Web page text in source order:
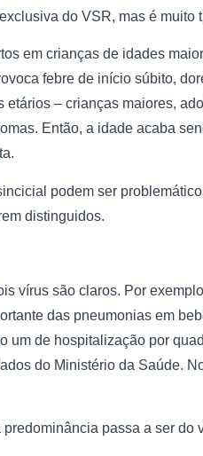
do VSR, mas é muito
em crianças de idades
febre de início súbito,
– crianças maiores,
Então, a idade acaba
podem ser
distinguidos.
vírus são claros. Por
das pneumonias em
um de hospitalização por
do Ministério da Saúde.
passa a ser do